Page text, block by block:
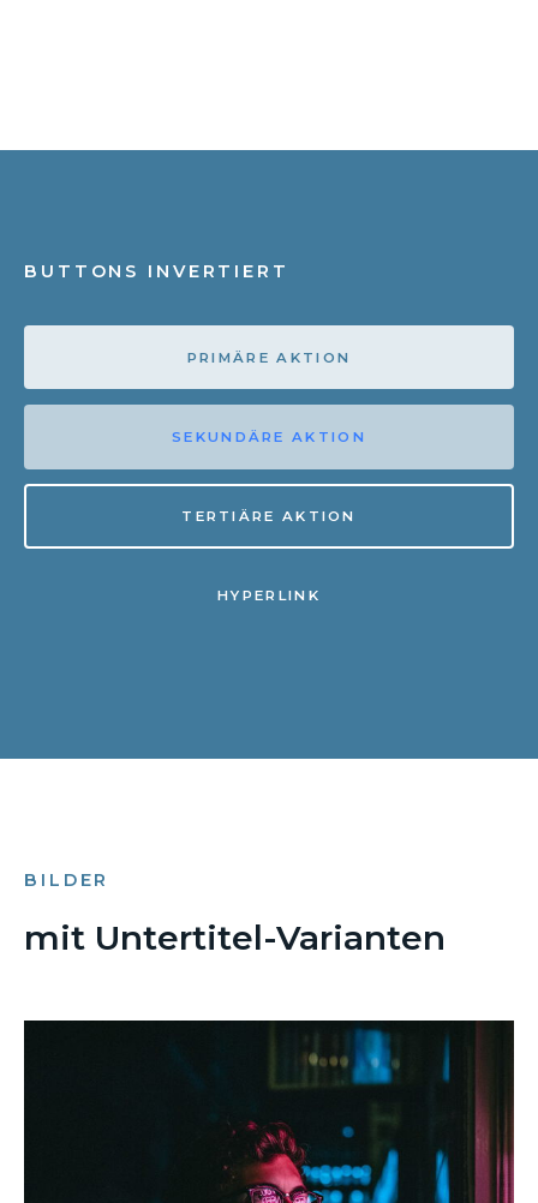
BUTTONS INVERTIERT
PRIMÄRE AKTION
SEKUNDÄRE AKTION
TERTIÄRE AKTION
HYPERLINK
BILDER
mit Untertitel-Varianten